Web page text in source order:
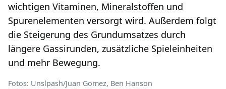
wichtigen Vitaminen, Mineralstoffen und
Spurenelementen versorgt wird. Außerdem folgt
die Steigerung des Grundumsatzes durch
längere Gassirunden, zusätzliche Spieleinheiten
und mehr Bewegung.
Fotos: Unslpash/Juan Gomez, Ben Hanson